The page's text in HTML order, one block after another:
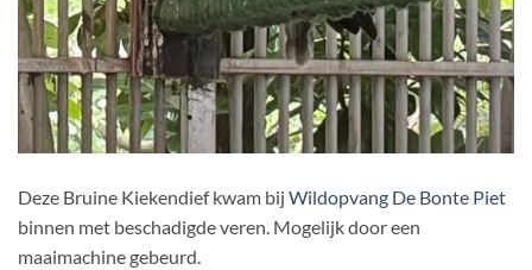
Deze Bruine Kiekendief kwam bij Wildopvang De Bonte Piet
binnen met beschadigde veren. Mogelijk door een
maaimachine gebeurd.